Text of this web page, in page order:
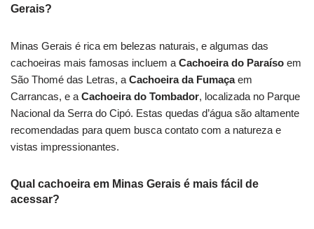
Gerais?
Minas Gerais é rica em belezas naturais, e algumas das
cachoeiras mais famosas incluem a Cachoeira do Paraíso em
São Thomé das Letras, a Cachoeira da Fumaçaem
Carrancas, e a Cachoeira do Tombador, localizada no Parque
Nacional da Serra do Cipó. Estas quedas d’água são altamente
recomendadas para quem busca contato com a natureza e
vistas impressionantes.
Qual cachoeira em Minas Gerais é mais fácil de
acessar?